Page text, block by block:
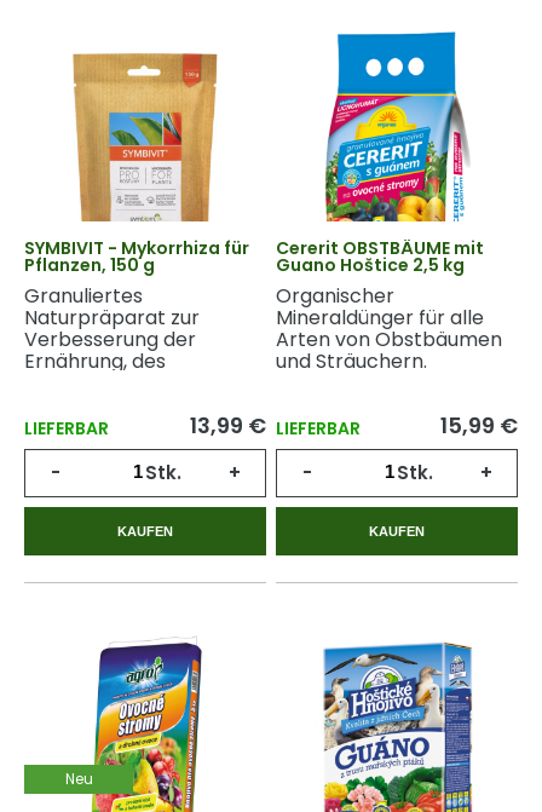
SYMBIVIT - Mykorrhiza für
Pflanzen, 150 g
Granuliertes
Naturpräparat zur
Verbesserung der
Ernährung, des
Pflanzen.
LIEFERBAR 13,99 €
- Stk. +
KAUFEN
Cererit OBSTBÄUME mit
Guano Hoštice 2,5 kg
Organischer
Mineraldünger für alle
Arten von Obstbäumen
und Sträuchern.
LIEFERBAR 15,99 €
- Stk. +
KAUFEN
Neu